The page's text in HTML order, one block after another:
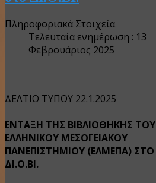
Πληροφοριακά Στοιχεία
Τελευταία ενημέρωση : 13
Φεβρουάριος 2025
ΔΕΛΤΙΟ ΤΥΠΟΥ 22.1.2025
ΕΝΤΑΞΗ ΤΗΣ ΒΙΒΛΙΟΘΗΚΗΣ ΤΟΥ
ΕΛΛΗΝΙΚΟΥ ΜΕΣΟΓΕΙΑΚΟΥ
ΠΑΝΕΠΙΣΤΗΜΙΟΥ (ΕΛΜΕΠΑ) ΣΤΟ
ΔΙ.Ο.ΒΙ.